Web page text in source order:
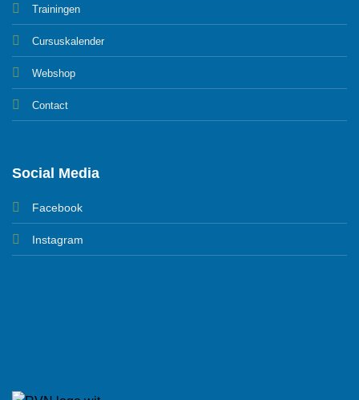
Trainingen
Cursuskalender
Webshop
Contact
Social Media
Facebook
Instagram